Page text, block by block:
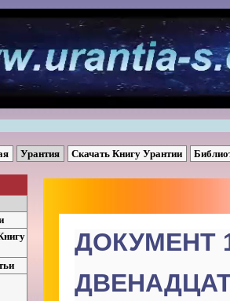
Урантия Скачать Книгу Урантии
ДОКУМЕНТ